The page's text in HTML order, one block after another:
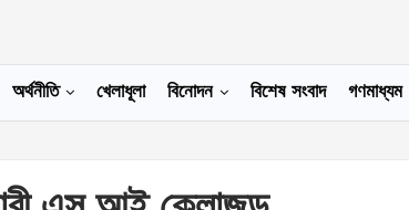
অর্থনীতি খেলাধূলা বিনোদন বিশেষ সংবাদ গণমাধ্যম